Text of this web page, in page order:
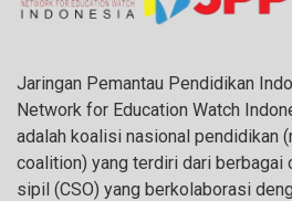
Jaringan Pemantau Pendidikan
Network for Education Watch
adalah koalisi nasional pendidikan
coalition) yang terdiri dari berbagai
sipil (CSO) yang berkolaborasi